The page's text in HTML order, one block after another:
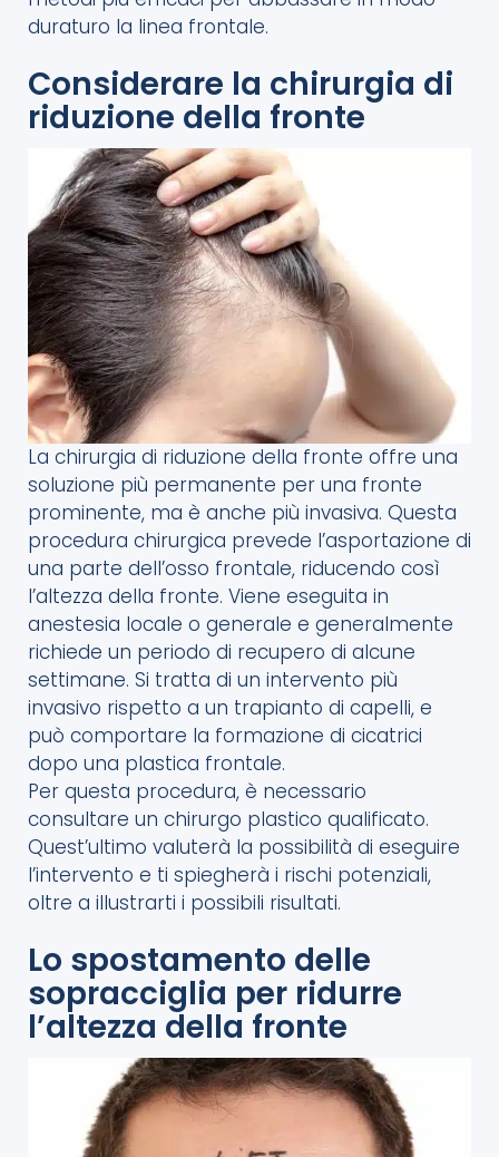
duraturo la linea frontale.
Considerare la chirurgia di
riduzione della fronte
La chirurgia di riduzione della fronte offre una
soluzione più permanente per una fronte
prominente, ma è anche più invasiva. Questa
procedura chirurgica prevede l’asportazione di
una parte dell’osso frontale, riducendo così
l’altezza della fronte. Viene eseguita in
anestesia locale o generale e generalmente
richiede un periodo di recupero di alcune
settimane. Si tratta di un intervento più
invasivo rispetto a un trapianto di capelli, e
può comportare la formazione di cicatrici
dopo una plastica frontale.
Per questa procedura, è necessario
consultare un chirurgo plastico qualificato.
Quest’ultimo valuterà la possibilità di eseguire
l’intervento e ti spiegherà i rischi potenziali,
oltre a illustrarti i possibili risultati.
Lo spostamento delle
sopracciglia per ridurre
l’altezza della fronte